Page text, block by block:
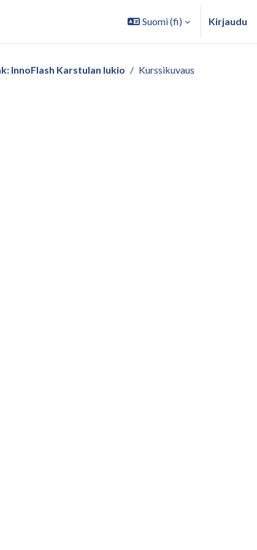
Suomi ‎(fi)‎ Kirjaudu
InnoFlash Karstulan lukio Kurssikuvaus